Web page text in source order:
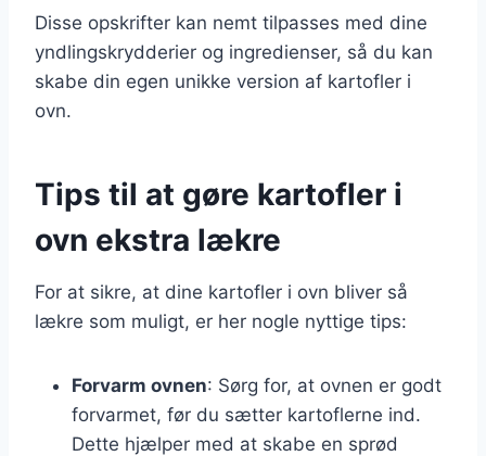
Disse opskrifter kan nemt tilpasses med dine
yndlingskrydderier og ingredienser, så du kan
skabe din egen unikke version af kartofler i
ovn.
Tips til at gøre kartofler i
ovn ekstra lækre
For at sikre, at dine kartofler i ovn bliver så
lækre som muligt, er her nogle nyttige tips:
Forvarm ovnen: Sørg for, at ovnen er godt
forvarmet, før du sætter kartoflerne ind.
Dette hjælper med at skabe en sprød